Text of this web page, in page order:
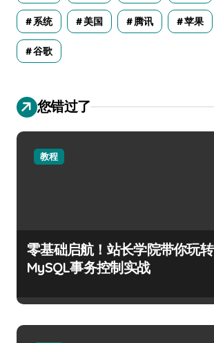
系统 美国 腾讯 苹果
谷歌
您错过了
教程
零基础启航！站长学院带你玩转
MySQL事务控制实战